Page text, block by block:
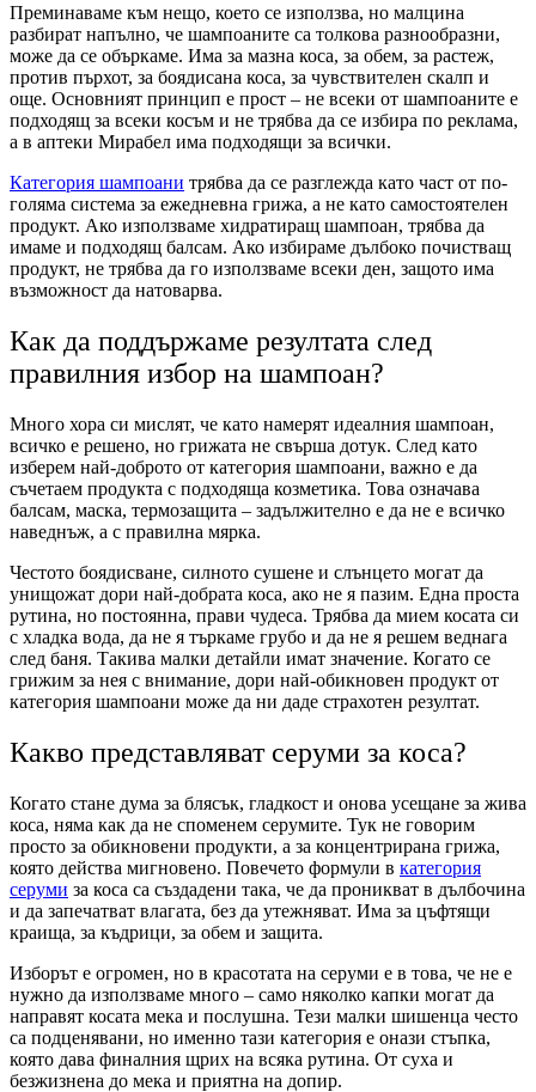
Преминаваме към нещо, което се използва, но малцина
разбират напълно, че шампоаните са толкова разнообразни,
може да се объркаме. Има за мазна коса, за обем, за растеж,
против пърхот, за боядисана коса, за чувствителен скалп и
още. Основният принцип е прост – не всеки от шампоаните е
подходящ за всеки косъм и не трябва да се избира по реклама,
а в аптеки Мирабел има подходящи за всички.
Категория шампоани трябва да се разглежда като част от по-
голяма система за ежедневна грижа, а не като самостоятелен
продукт. Ако използваме хидратиращ шампоан, трябва да
имаме и подходящ балсам. Ако избираме дълбоко почистващ
продукт, не трябва да го използваме всеки ден, защото има
възможност да натоварва.
Как да поддържаме резултата след
правилния избор на шампоан?
Много хора си мислят, че като намерят идеалния шампоан,
всичко е решено, но грижата не свърша дотук. След като
изберем най-доброто от категория шампоани, важно е да
съчетаем продукта с подходяща козметика. Това означава
балсам, маска, термозащита – задължително е да не е всичко
наведнъж, а с правилна мярка.
Честото боядисване, силното сушене и слънцето могат да
унищожат дори най-добрата коса, ако не я пазим. Една проста
рутина, но постоянна, прави чудеса. Трябва да мием косата си
с хладка вода, да не я търкаме грубо и да не я решем веднага
след баня. Такива малки детайли имат значение. Когато се
грижим за нея с внимание, дори най-обикновен продукт от
категория шампоани може да ни даде страхотен резултат.
Какво представляват серуми за коса?
Когато стане дума за блясък, гладкост и онова усещане за жива
коса, няма как да не споменем серумите. Тук не говорим
просто за обикновени продукти, а за концентрирана грижа,
която действа мигновено. Повечето формули в категория
серуми за коса са създадени така, че да проникват в дълбочина
и да запечатват влагата, без да утежняват. Има за цъфтящи
краища, за къдрици, за обем и защита.
Изборът е огромен, но в красотата на серуми е в това, че не е
нужно да използваме много – само няколко капки могат да
направят косата мека и послушна. Тези малки шишенца често
са подценявани, но именно тази категория е онази стъпка,
която дава финалния щрих на всяка рутина. От суха и
безжизнена до мека и приятна на допир.